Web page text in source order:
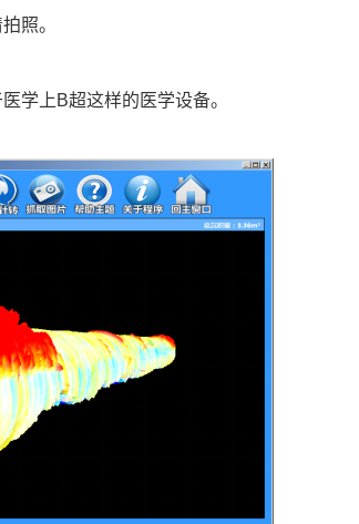
照。
学上B超这样的医学设备。